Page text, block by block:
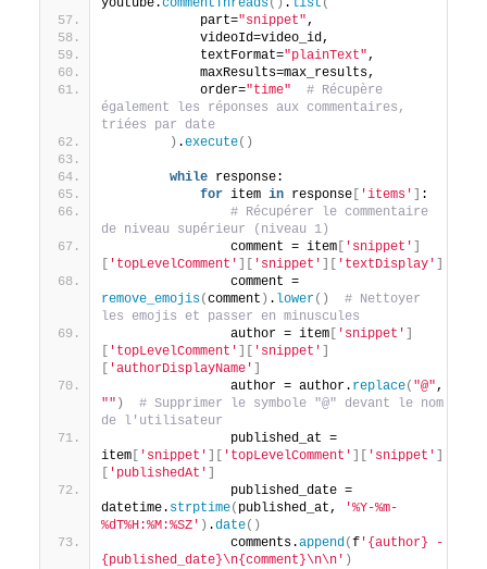
            part=
"snippet" ,
            videoId=video_id,
            textFormat=
"plainText" ,
            maxResults=max_results,
            order=
"time"
# Récupère
également les réponses aux commentaires,
triées par date
) .execute()
while response:
for item in response[ 'items' ] :
# Récupérer le commentaire
de niveau supérieur (niveau 1)
                comment = item
[ 'snippet' ]
[ 'topLevelComment' ][ 'snippet' ][ 'textDisplay' ]
                comment =
remove_emojis(comment ) . lower()
# Nettoyer
les emojis et passer en minuscules
                author = item
[ 'snippet' ]
[ 'topLevelComment' ][ 'snippet' ]
[ 'authorDisplayName' ]
                author = author.
replace( "@"
"" )
# Supprimer le symbole "@" devant le nom
de l'utilisateur
                published_at =
item[ 'snippet' ][ 'topLevelComment' ][ 'snippet' ]
[ 'publishedAt' ]
                published_date =
datetime. strptime( published_at,
'%Y-%m-
%dT%H:%M:%SZ' ) .date()
                comments.
append (f'{author} -
{published_date}\n{comment}\n\n' )